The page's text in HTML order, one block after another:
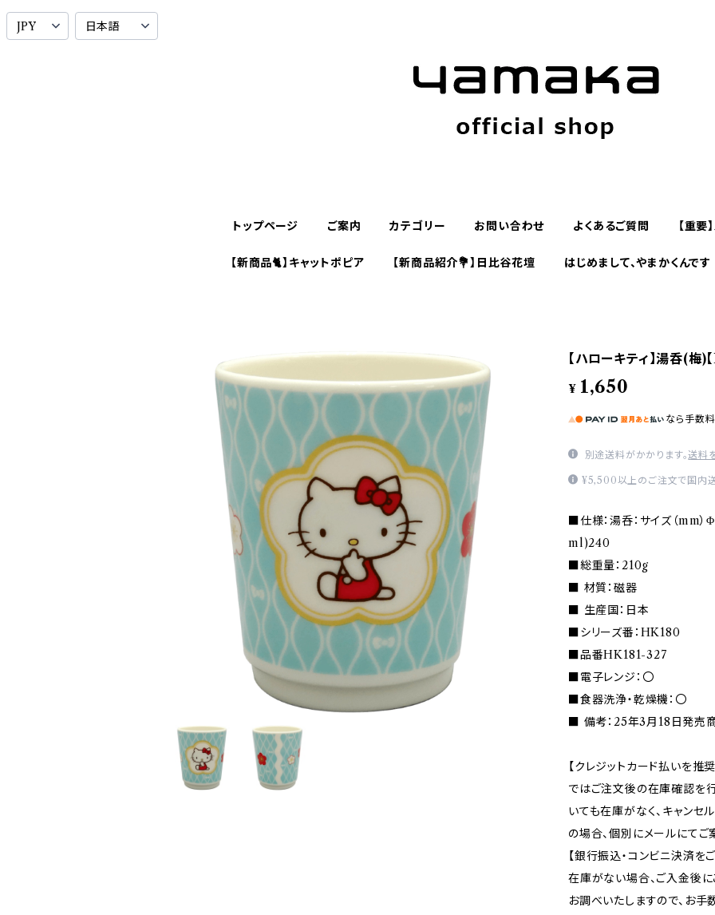
トップページ ご案内 カテゴリー お問い合わせ よくあるご質問 【重
【新商品🐈】キャットポピア 【新商品紹介💐】日比谷花壇 はじめまして、やまかくんです
【ハローキティ】湯呑(
¥ 1,650
なら 手数
別途送料がかかります。送料
¥5,500以上のご注文で国内
■仕様：湯呑：サイズ（mm
ml)240
■総重量：210g
■ 材質：磁器
■ 生産国：日本
■シリーズ番：HK180
■品番HK181-327
■電子レンジ：〇
■食器洗浄・乾燥機：〇
■ 備考：25年3月18日発売
【クレジットカード払いを推
ではご注文後の在庫確認を
いても在庫がなく、キャンセ
の場合、個別にメールにてご
【銀行振込・コンビニ決済を
在庫がない場合、ご入金後
お調べいたしますので、お